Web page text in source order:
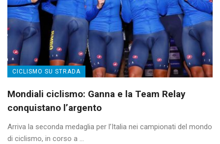
CICLISMO SU STRADA
Mondiali ciclismo: Ganna e la Team Relay
conquistano l’argento
Arriva la seconda medaglia per l’Italia nei campionati del mondo
di ciclismo, in corso a ...